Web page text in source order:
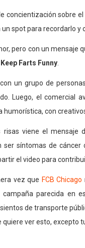
concientización sobre el
spot para recordarlo
pero con un mensaje
Keep Farts Funny.
un grupo de
Luego, el comercial
humorística, con
risas viene el mensaje
ser síntomas de
el video para
vez que FCB Chicago
parecida en
de transporte
quiere ver esto, excepto